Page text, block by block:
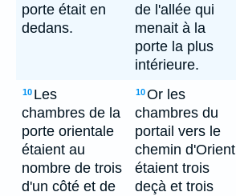
porte était en
dedans.
de l'allée qui
menait à la
porte la plus
intérieure.
10 Les
chambres de la
porte orientale
étaient au
nombre de trois
d'un côté et de
10Or les
chambres du
portail vers le
chemin d'Orient
étaient trois
deçà et trois